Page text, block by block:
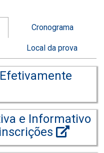
Cronograma
Local da prova
e Informativo